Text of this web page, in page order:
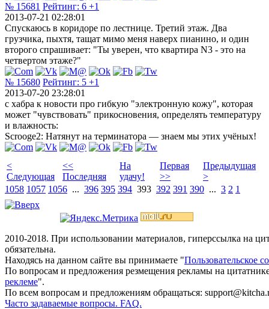
№ 15681 Рейтинг: 6 +1
2013-07-21 02:28:01
Спускаюсь в коридоре по лестнице. Третий этаж. Два
грузчика, пыхтя, тащат мимо меня наверх пианино, и один
второго спрашивает: "Ты уверен, что квартира N3 - это на
четвертом этаже?"
№ 15680 Рейтинг: 5 +1
2013-07-20 23:28:01
с хабра к новости про гибкую "электронную кожу", которая
может "чувствовать" прикосновения, определять температуру
и влажность:
Scrooge2: Натянут на терминатора — знаем мы этих учёных!
<
Следующая
<<
Последняя
На
удачу!
Первая
>>
Предыдущая
>
1058 1057 1056 ... 396 395 394 393 392 391 390 ... 3 2 1
2010-2018. При использовании материалов, гиперссылка на
обязательна.
Находясь на данном сайте вы принимаете "Пользовательское
По вопросам и предложения резмещения рекламы на
реклеме".
По всем вопросам и предложениям обращаться:
Часто задаваемые вопросы. FAQ.